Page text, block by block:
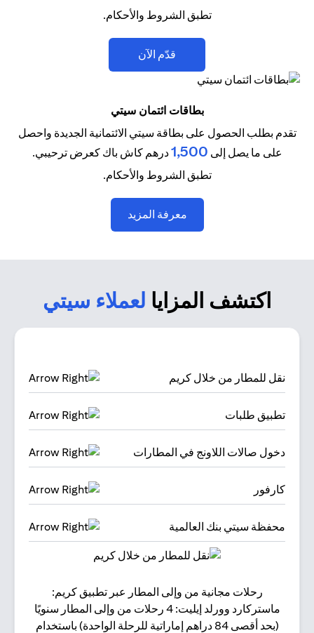
تطبق الشروط والأحكام.
قدّم الآن
بطاقات ائتمان سيتي
تقدم بطلب الحصول على بطاقة سيتي الائتمانية الجديدة واحصل
على ما يصل إلى 1,500درهم كاش باك كعرض ترحيبي.
تطبق الشروط والأحكام.
معرفة المزيد
اكتشف المزايا لعملاء سيتي
نقل للمطار من خلال كريم
تطبيق طلبات
دخول صالات اللاونج في المطارات
كارفور
محفظة سيتي بنك العالمية
رحلات مجانية من وإلى المطار عبر تطبيق كريم:
ماستركارد وورلد إيليت: 4 رحلات من وإلى المطار سنويًا
(بحد أقصى 84 دراهم إماراتية للرحلة الواحدة) باستخدام